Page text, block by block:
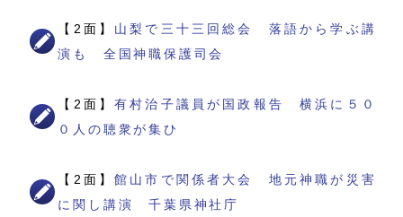
【2面】 山梨で三十三回総会 落語から学ぶ講
演も 全国神職保護司会
【2面】有村治子議員が国政報告 横浜に５０
０人の聴衆が集ひ
【2面】館山市で関係者大会 地元神職が災害
に関し講演 千葉県神社庁